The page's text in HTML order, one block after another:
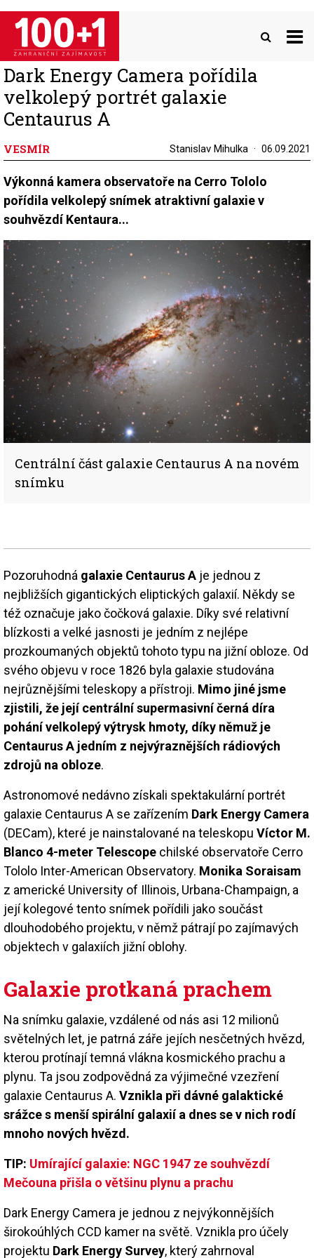
Přejít
hlavnímu
obsahu
Dark Energy Camera pořídila
velkolepý portrét galaxie
Centaurus A
VESMÍR Stanislav Mihulka 06.09.2021
Výkonná kamera observatoře na Cerro Tololo
pořídila velkolepý snímek atraktivní galaxie v
souhvězdí Kentaura...
Centrální část galaxie Centaurus A na novém
snímku
Pozoruhodná galaxie Centaurus A je jednou z
nejbližších gigantických eliptických galaxií. Někdy se
též označuje jako čočková galaxie. Díky své relativní
blízkosti a velké jasnosti je jedním z nejlépe
prozkoumaných objektů tohoto typu na jižní obloze. Od
svého objevu v roce 1826 byla galaxie studována
nejrůznějšími teleskopy a přístroji. Mimo jiné jsme
zjistili, že její centrální supermasivní černá díra
pohání velkolepý výtrysk hmoty, díky němuž je
Centaurus A jedním z nejvýraznějších rádiových
zdrojů na obloze.
Astronomové nedávno získali spektakulární portrét
galaxie Centaurus A se zařízením Dark Energy Camera
(DECam), které je nainstalované na teleskopu Víctor M.
Blanco 4-meter Telescope chilské observatoře Cerro
Tololo Inter-American Observatory. Monika Soraisam
z americké University of Illinois, Urbana-Champaign, a
její kolegové tento snímek pořídili jako součást
dlouhodobého projektu, v němž pátrají po zajímavých
objektech v galaxiích jižní oblohy.
Galaxie protkaná prachem
Na snímku galaxie, vzdálené od nás asi 12 milionů
světelných let, je patrná záře jejích nesčetných hvězd,
kterou protínají temná vlákna kosmického prachu a
plynu. Ta jsou zodpovědná za výjimečné vzezření
galaxie Centaurus A. Vznikla při dávné galaktické
srážce s menší spirální galaxií a dnes se v nich rodí
mnoho nových hvězd.
TIP: Umírající galaxie: NGC 1947 ze souhvězdí
Mečouna přišla o většinu plynu a prachu
Dark Energy Camera je jednou z nejvýkonnějších
širokoúhlých CCD kamer na světě. Vznikla pro účely
projektu Dark Energy Survey, který zahrnoval